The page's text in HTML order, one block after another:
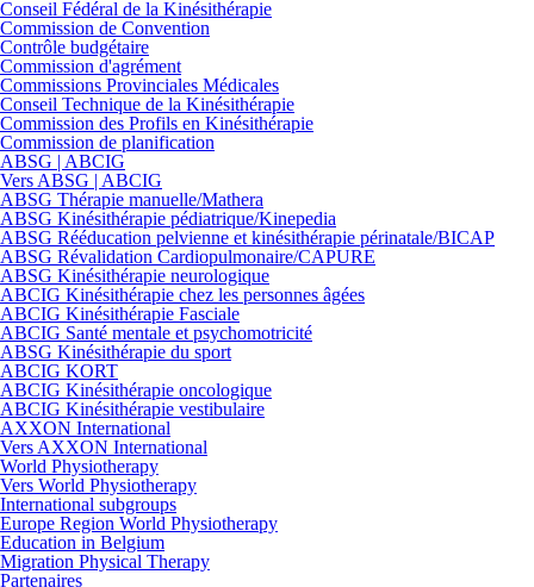
Conseil Fédéral de la Kinésithérapie
Commission de Convention
Contrôle budgétaire
Commission d'agrément
Commissions Provinciales Médicales
Conseil Technique de la Kinésithérapie
Commission des Profils en Kinésithérapie
Commission de planification
ABSG | ABCIG
Vers ABSG | ABCIG
ABSG Thérapie manuelle/Mathera
ABSG Kinésithérapie pédiatrique/Kinepedia
ABSG Rééducation pelvienne et kinésithérapie périnatale/BICAP
ABSG Révalidation Cardiopulmonaire/CAPURE
ABSG Kinésithérapie neurologique
ABCIG Kinésithérapie chez les personnes âgées
ABCIG Kinésithérapie Fasciale
ABCIG Santé mentale et psychomotricité
ABSG Kinésithérapie du sport
ABCIG KORT
ABCIG Kinésithérapie oncologique
ABCIG Kinésithérapie vestibulaire
AXXON International
Vers AXXON International
World Physiotherapy
Vers World Physiotherapy
International subgroups
Europe Region World Physiotherapy
Education in Belgium
Migration Physical Therapy
Partenaires